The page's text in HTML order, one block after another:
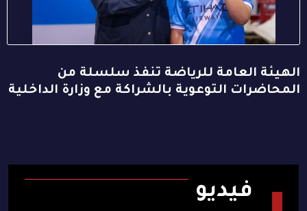
الهيئة العامة للرياضة تنفذ سلسلة من
المحاضرات التوعوية بالشراكة مع وزارة الداخلية
فيديو